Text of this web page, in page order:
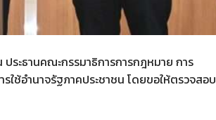
ะธานคณะกรรมาธิการการกฎหมาย การ
ช้อำนาจรัฐภาคประชาชน โดยขอให้ตรวจสอบ